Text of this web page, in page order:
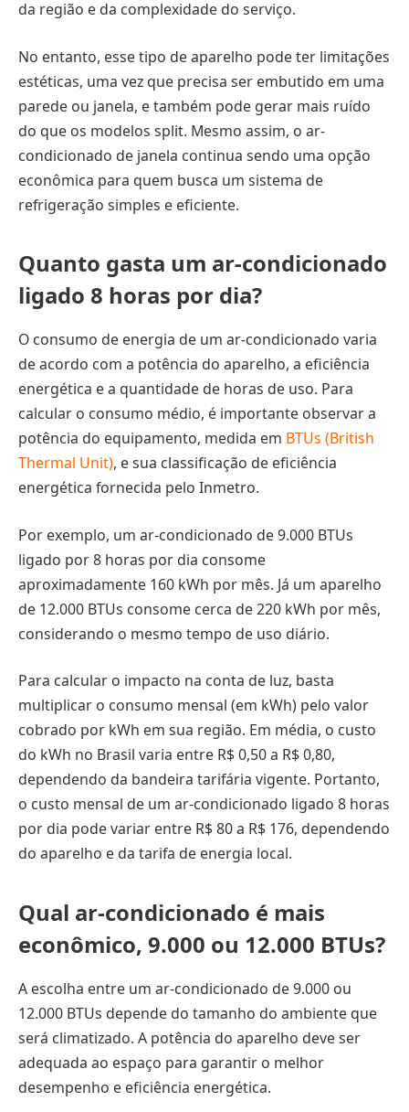
da região e da complexidade do serviço.
No entanto, esse tipo de aparelho pode ter limitações
estéticas, uma vez que precisa ser embutido em uma
parede ou janela, e também pode gerar mais ruído
do que os modelos split. Mesmo assim, o ar-
condicionado de janela continua sendo uma opção
econômica para quem busca um sistema de
refrigeração simples e eficiente.
Quanto gasta um ar-condicionado
ligado 8 horas por dia?
O consumo de energia de um ar-condicionado varia
de acordo com a potência do aparelho, a eficiência
energética e a quantidade de horas de uso. Para
calcular o consumo médio, é importante observar a
potência do equipamento, medida em BTUs (British
Thermal Unit), e sua classificação de eficiência
energética fornecida pelo Inmetro.
Por exemplo, um ar-condicionado de 9.000 BTUs
ligado por 8 horas por dia consome
aproximadamente 160 kWh por mês. Já um aparelho
de 12.000 BTUs consome cerca de 220 kWh por mês,
considerando o mesmo tempo de uso diário.
Para calcular o impacto na conta de luz, basta
multiplicar o consumo mensal (em kWh) pelo valor
cobrado por kWh em sua região. Em média, o custo
do kWh no Brasil varia entre R$ 0,50 a R$ 0,80,
dependendo da bandeira tarifária vigente. Portanto,
o custo mensal de um ar-condicionado ligado 8 horas
por dia pode variar entre R$ 80 a R$ 176, dependendo
do aparelho e da tarifa de energia local.
Qual ar-condicionado é mais
econômico, 9.000 ou 12.000 BTUs?
A escolha entre um ar-condicionado de 9.000 ou
12.000 BTUs depende do tamanho do ambiente que
será climatizado. A potência do aparelho deve ser
adequada ao espaço para garantir o melhor
desempenho e eficiência energética.